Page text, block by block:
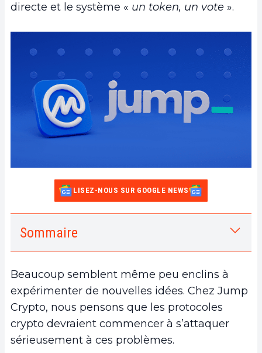
directe et le système « un token, un vote ».
LISEZ-NOUS SUR GOOGLE NEWS
Sommaire
1. Les failles de la démocratie directe
« Un token, un vote » et la domination des
baleines
Un appel à l’expérimentation d’une
gouvernance décentralisée
Beaucoup semblent même peu enclins à
expérimenter de nouvelles idées. Chez Jump
Crypto, nous pensons que les protocoles
crypto devraient commencer à s’attaquer
sérieusement à ces problèmes.